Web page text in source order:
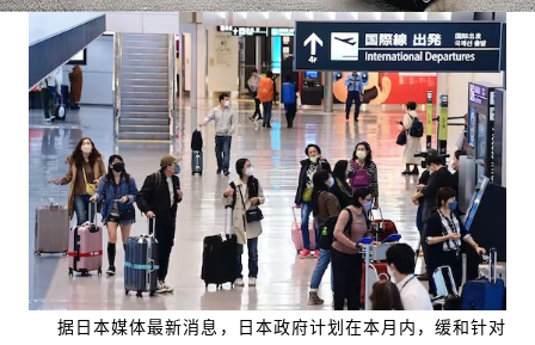
据日本媒体最新消息，日本政府计划在本月内，缓和针对